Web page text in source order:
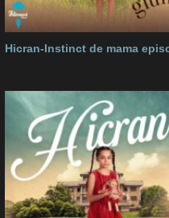
Hicran-Instinct de mama